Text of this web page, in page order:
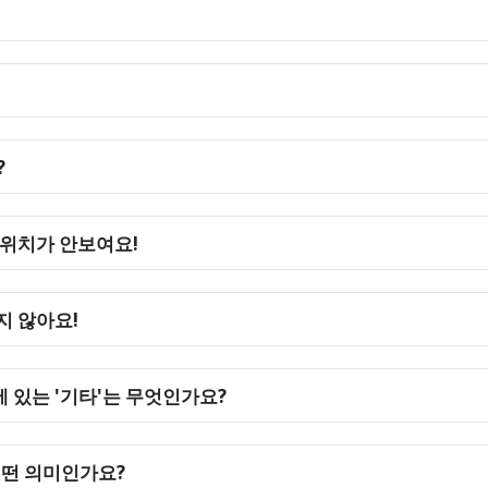
치가 안보여요!
않아요!
있는 '기타'는 무엇인가요?
의미인가요?